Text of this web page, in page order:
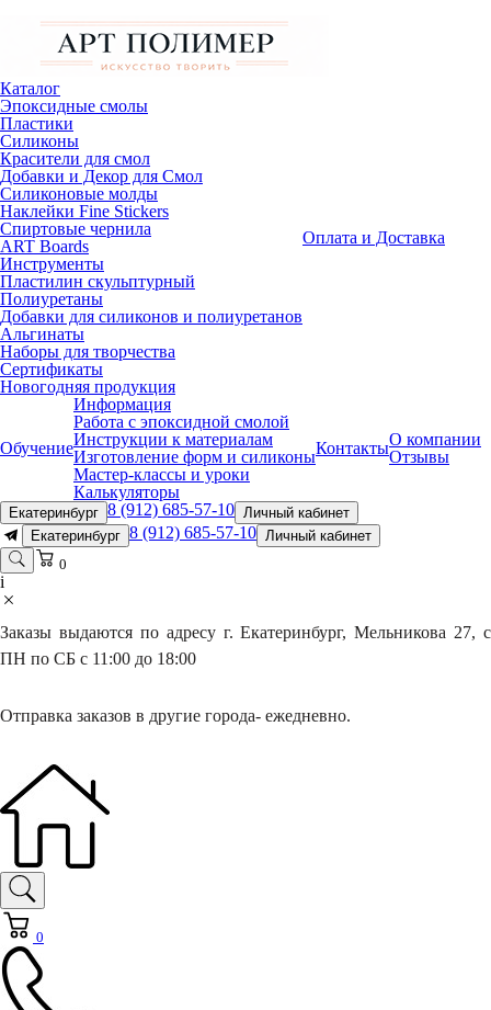
Каталог
Эпоксидные смолы
Пластики
Силиконы
Красители для смол
Добавки и Декор для Смол
Силиконовые молды
Наклейки Fine Stickers
Спиртовые чернила
ART Boards
Инструменты
Пластилин скульптурный
Полиуретаны
Добавки для силиконов и полиуретанов
Альгинаты
Наборы для творчества
Сертификаты
Новогодняя продукция
Оплата и Доставка
Обучение
Информация
Работа с эпоксидной смолой
Инструкции к материалам
Изготовление форм и силиконы
Мастер-классы и уроки
Калькуляторы
КонтактыО компании
Отзывы
Екатеринбург 8 (912) 685-57-10 Личный кабинет
Екатеринбург 8 (912) 685-57-10 Личный кабинет
0
i
Заказы выдаются по адресу г. Екатеринбург, Мельникова 27, с
ПН по СБ с 11:00 до 18:00
Отправка заказов в другие города- ежедневно.
0